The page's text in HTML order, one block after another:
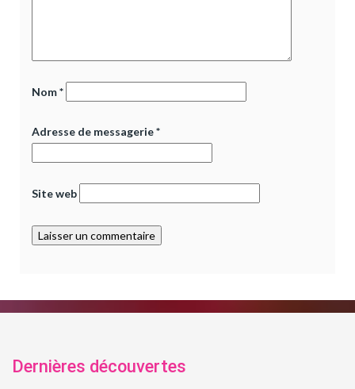
Nom*
Adresse de messagerie*
Site web
Dernières découvertes